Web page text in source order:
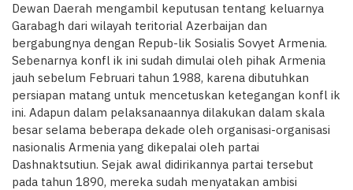
Dewan Daerah mengambil keputusan tentang keluarnya
Garabagh dari wilayah teritorial Azerbaijan dan
bergabungnya dengan Repub-lik Sosialis Sovyet Armenia.
Sebenarnya konfl ik ini sudah dimulai oleh pihak Armenia
jauh sebelum Februari tahun 1988, karena dibutuhkan
persiapan matang untuk mencetuskan ketegangan konfl ik
ini. Adapun dalam pelaksanaannya dilakukan dalam skala
besar selama beberapa dekade oleh organisasi-organisasi
nasionalis Armenia yang dikepalai oleh partai
Dashnaktsutiun. Sejak awal didirikannya partai tersebut
pada tahun 1890, mereka sudah menyatakan ambisi